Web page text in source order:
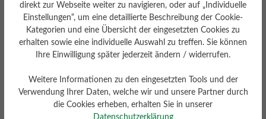
Dämpfungsgrad
mittel
Schafthöhe Ca
9 cm
direkt zur Webseite weiter zu navigieren, oder auf „Individuelle
Einstellungen“, um eine detaillierte Beschreibung der Cookie-
Kategorien und eine Übersicht der eingesetzten Cookies zu
erhalten sowie eine individuelle Auswahl zu treffen. Sie können
Ihre Einwilligung später jederzeit ändern / widerrufen.
Weitere Informationen zu den eingesetzten Tools und der
Verwendung Ihrer Daten, welche wir und unsere Partner durch
die Cookies erheben, erhalten Sie in unserer
Datenschutzerklärung